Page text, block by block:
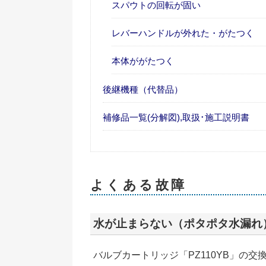
スパウトの回転が固い
レバーハンドルが外れた・がたつく
本体ががたつく
後継機種（代替品）
補修品一覧(分解図),取扱･施工説明書
よくある故障
水が止まらない（ポタポタ水漏れ
バルブカートリッジ「PZ110YB」の交